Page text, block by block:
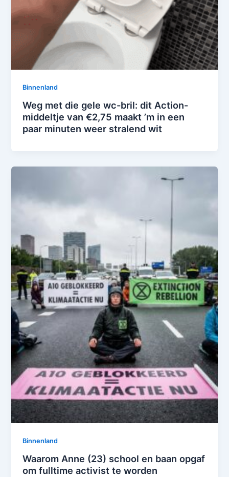
Binnenland
Weg met die gele wc-bril: dit Action-
middeltje van €2,75 maakt ’m in een
paar minuten weer stralend wit
Binnenland
Waarom Anne (23) school en baan opgaf
om fulltime activist te worden